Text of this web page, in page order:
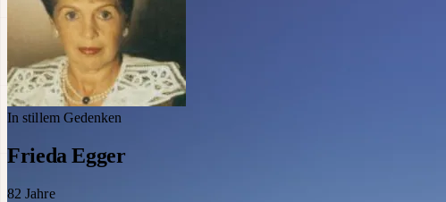
In stillem Gedenken
Frieda Egger
82 Jahre